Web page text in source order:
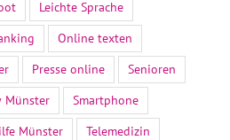
Leichte Sprache
Online texten
Presse online
Senioren
Münster
Smartphone
Münster
Telemedizin